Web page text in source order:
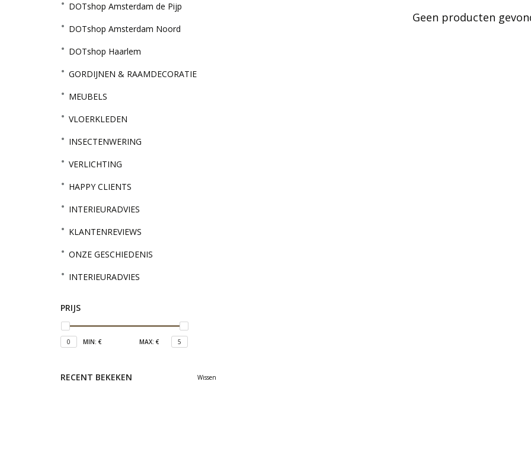
DOTshop Amsterdam de Pijp
DOTshop Amsterdam Noord
DOTshop Haarlem
GORDIJNEN & RAAMDECORATIE
MEUBELS
VLOERKLEDEN
INSECTENWERING
VERLICHTING
HAPPY CLIENTS
INTERIEURADVIES
KLANTENREVIEWS
ONZE GESCHIEDENIS
INTERIEURADVIES
PRIJS
0 MIN: € MAX: € 5
RECENT BEKEKEN Wissen
Geen producten